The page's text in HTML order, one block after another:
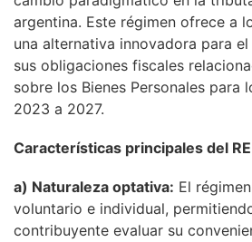
argentina. Este régimen ofrece a
una alternativa innovadora para
sus obligaciones fiscales
sobre los Bienes Personales para
2023 a 2027.
Características principales del
a) Naturaleza optativa: El
voluntario e individual,
contribuyente evaluar su